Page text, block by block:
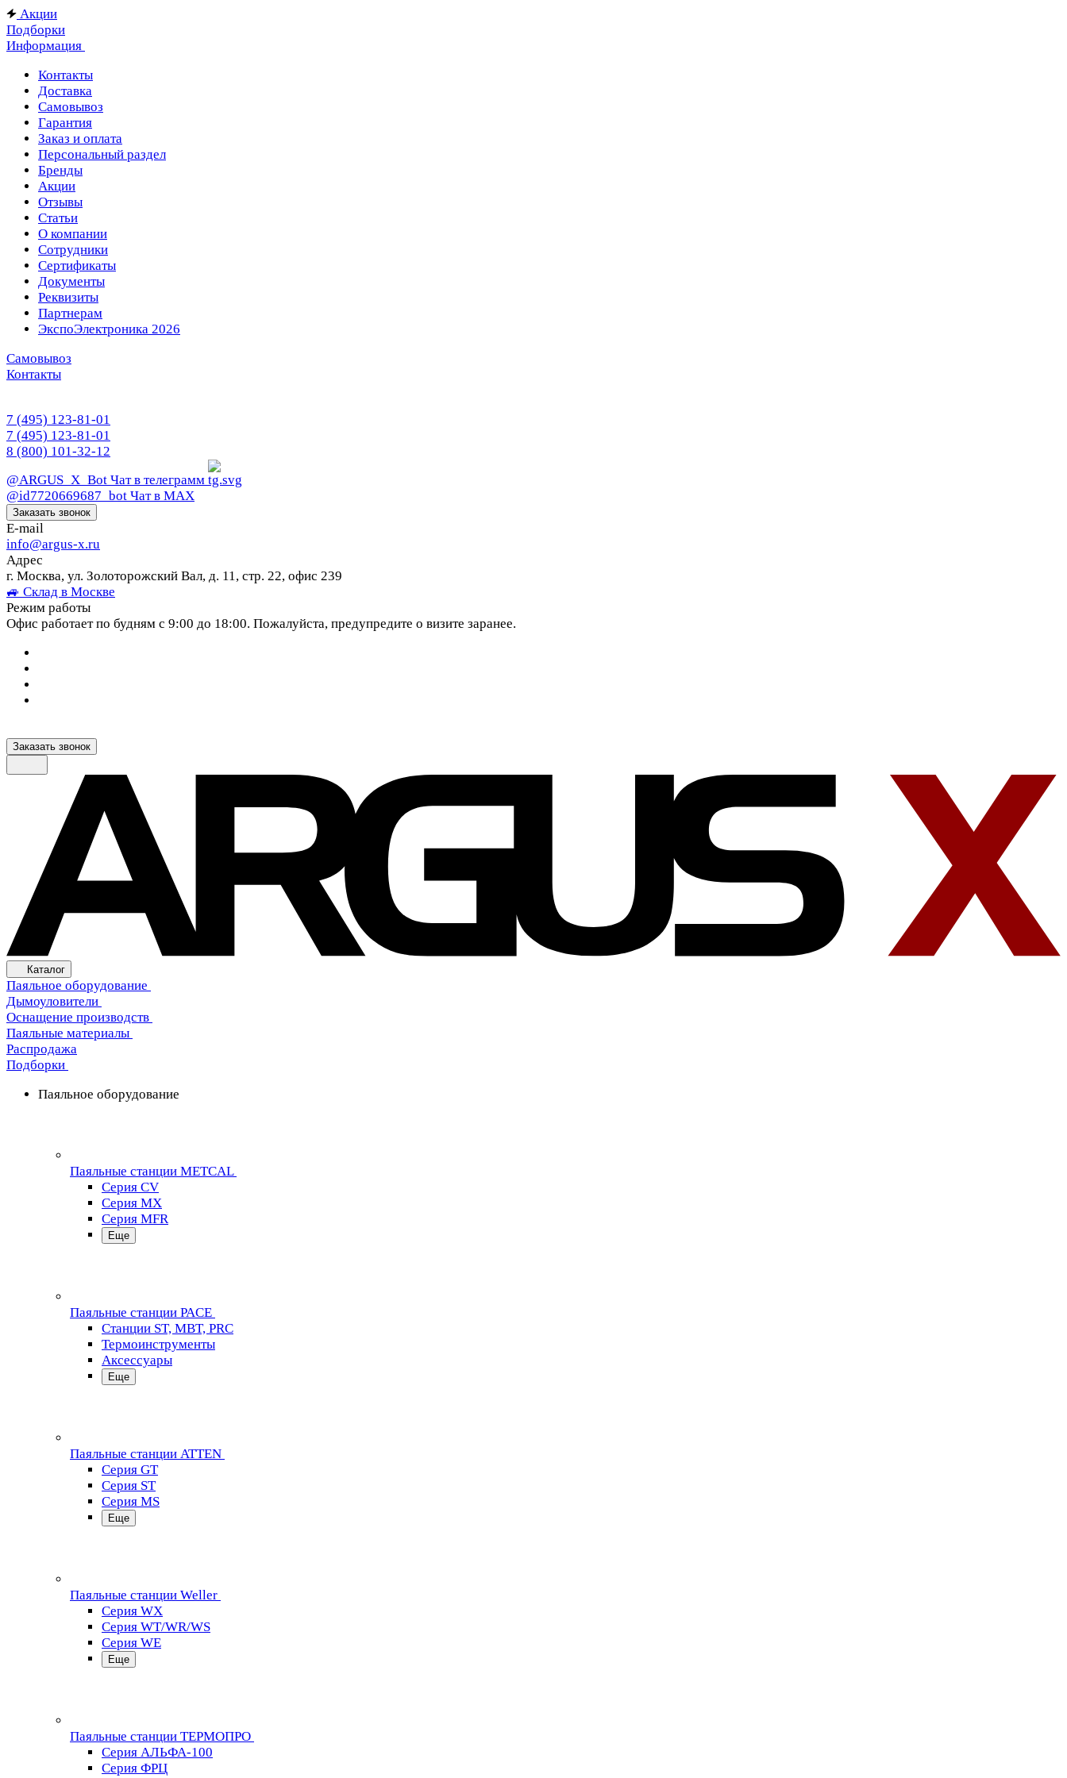
Акции
Подборки
Информация
Контакты
Доставка
Самовывоз
Гарантия
Заказ и оплата
Персональный раздел
Бренды
Акции
Отзывы
Статьи
О компании
Сотрудники
Сертификаты
Документы
Реквизиты
Партнерам
ЭкспоЭлектроника 2026
Самовывоз
Контакты
7 (495) 123-81-01
7 (495) 123-81-01
8 (800) 101-32-12
@ARGUS_X_Bot Чат в телеграмм
@id7720669687_bot Чат в МАХ
Заказать звонок
E-mail
info@argus-x.ru
Адрес
г. Москва, ул. Золоторожский Вал, д. 11, стр. 22, офис 239
🚙 Склад в Москве
Режим работы
Офис работает по будням с 9:00 до 18:00. Пожалуйста, предупредите о визите заранее.
Заказать звонок
Каталог
Паяльное оборудование
Дымоуловители
Оснащение производств
Паяльные материалы
Распродажа
Подборки
Паяльное оборудование
Паяльные станции METCAL
Серия CV
Серия MX
Серия MFR
Еще
Паяльные станции PACE
Станции ST, MBT, PRC
Термоинструменты
Аксессуары
Еще
Паяльные станции ATTEN
Серия GT
Серия ST
Серия MS
Еще
Паяльные станции Weller
Серия WX
Серия WT/WR/WS
Серия WE
Еще
Паяльные станции ТЕРМОПРО
Серия АЛЬФА-100
Серия ФРЦ